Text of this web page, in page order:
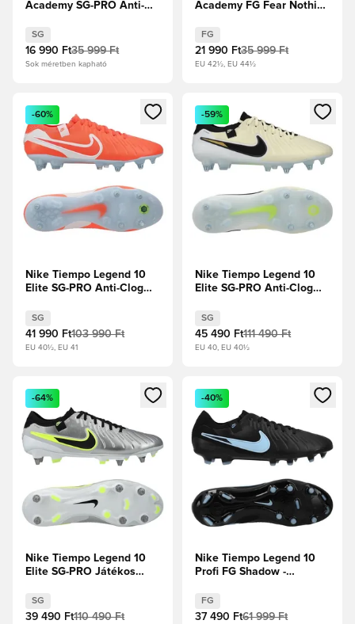
Academy SG-PRO Anti-
Eclipse/Fekete
SG
16 990 Ft35 999 Ft
Sok méretben kapható
Academy FG Fear Nothing
obszidián
FG
21 990 Ft35 999 Ft
EU 42½, EU 44½
Megnyit egy modált a bejelentkezéshez vagy a tagként
-60%
Nike Tiempo Legend 10
Elite SG-PRO Anti-Clog
Lava/Fehér
SG
41 990 Ft103 990 Ft
EU 40½, EU 41
Megnyit egy modált a
-59%
Nike Tiempo Legend 10
Elite SG-PRO Anti-Clog
Limonádé/Fekete/Metál
aranyérme
SG
45 490 Ft111 490 Ft
EU 40, EU 40½
Megnyit egy modált a bejelentkezéshez vagy a tagként
-64%
Nike Tiempo Legend 10
Elite SG-PRO Játékos
Metál ezüst/Fekete/Volt
SG
39 490 Ft110 490 Ft
Megnyit egy modált a
-40%
Nike Tiempo Legend 10
Profi FG Shadow -
FG
37 490 Ft61 999 Ft